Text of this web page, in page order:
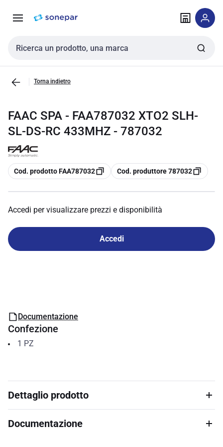
navigazione alla
Cerca input
Torna indietro
FAAC SPA - FAA787032 XTO2 SLH-
SL-DS-RC 433MHZ - 787032
copia
Cod. prodotto FAA787032 copia
Cod. produttore 787032
Accedi per visualizzare prezzi e disponibilità
Accedi
Documentazione
Confezione
1 PZ
Dettaglio prodotto
Documentazione